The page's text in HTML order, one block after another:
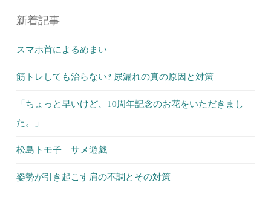
新着記事
スマホ首によるめまい
筋トレしても治らない? 尿漏れの真の原因と対策
「ちょっと早いけど、10周年記念のお花をいただきまし
た。」
松島トモ子 サメ遊戯
姿勢が引き起こす肩の不調とその対策